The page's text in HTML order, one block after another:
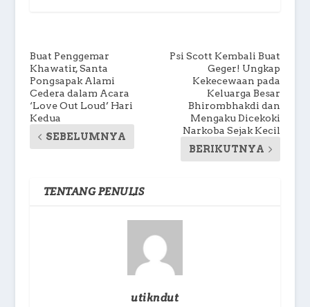
Buat Penggemar
Khawatir, Santa
Pongsapak Alami
Cedera dalam Acara
‘Love Out Loud’ Hari
Kedua
SEBELUMNYA
Psi Scott Kembali Buat
Geger! Ungkap
Kekecewaan pada
Keluarga Besar
Bhirombhakdi dan
Mengaku Dicekoki
Narkoba Sejak Kecil
BERIKUTNYA
TENTANG PENULIS
utikndut